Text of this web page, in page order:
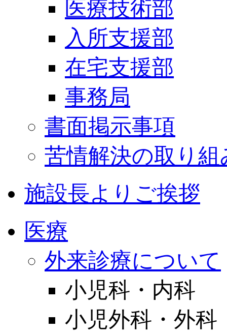
医療技術部
入所支援部
在宅支援部
事務局
書面掲示事項
苦情解決の取り組
施設長よりご挨拶
医療
外来診療について
小児科・内科
小児外科・外科